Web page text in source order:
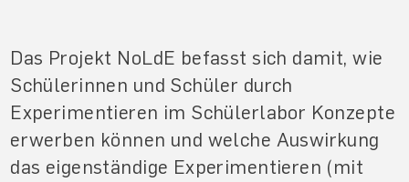
Das Projekt NoLdE befasst sich damit, wie
Schülerinnen und Schüler durch
Experimentieren im Schülerlabor Konzepte
erwerben können und welche Auswirkung
das eigenständige Experimentieren (mit